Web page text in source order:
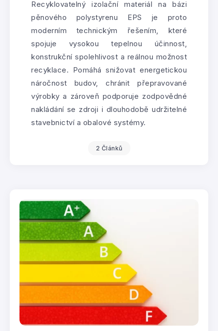
Recyklovatelný izolační materiál na bázi
pěnového polystyrenu EPS je proto
moderním technickým řešením, které
spojuje vysokou tepelnou účinnost,
konstrukční spolehlivost a reálnou možnost
recyklace. Pomáhá snižovat energetickou
náročnost budov, chránit přepravované
výrobky a zároveň podporuje zodpovědné
nakládání se zdroji i dlouhodobě udržitelné
stavebnictví a obalové systémy.
2 Článků